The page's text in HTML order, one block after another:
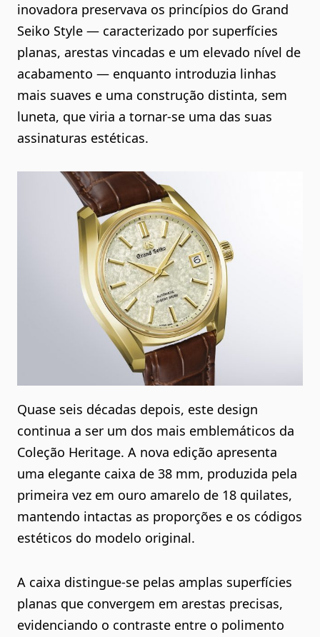
inovadora preservava os princípios do Grand
Seiko Style — caracterizado por superfícies
planas, arestas vincadas e um elevado nível de
acabamento — enquanto introduzia linhas
mais suaves e uma construção distinta, sem
luneta, que viria a tornar-se uma das suas
assinaturas estéticas.
Quase seis décadas depois, este design
continua a ser um dos mais emblemáticos da
Coleção Heritage. A nova edição apresenta
uma elegante caixa de 38 mm, produzida pela
primeira vez em ouro amarelo de 18 quilates,
mantendo intactas as proporções e os códigos
estéticos do modelo original.
A caixa distingue-se pelas amplas superfícies
planas que convergem em arestas precisas,
evidenciando o contraste entre o polimento